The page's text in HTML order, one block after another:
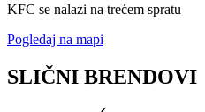
KFC se nalazi na trećem spratu
Pogledaj na mapi
SLIČNI BRENDOVI